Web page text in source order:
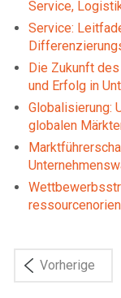
Service,
Service:
Die Zukunft
und Erfolg in
Globalisierung:
globalen
Vorherige